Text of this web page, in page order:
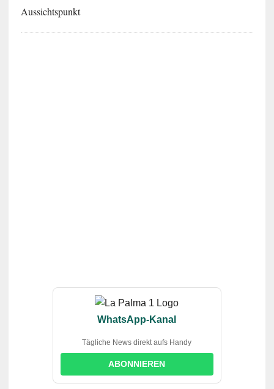
WhatsApp-Kanal
Tägliche News direkt aufs Handy
ABONNIEREN